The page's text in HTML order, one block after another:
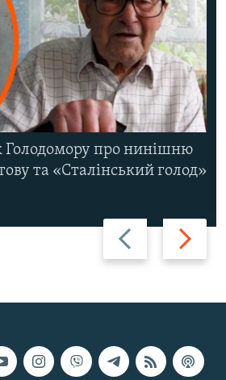
Назад Вперед
Голодомору про нинішню
та «Сталінський голод»